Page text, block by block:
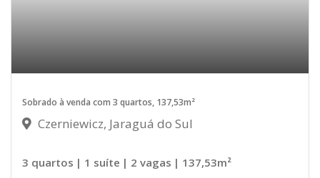
Sobrado à venda com 3 quartos, 137,53m²
Czerniewicz, Jaraguá do Sul
3 quartos | 1 suíte | 2 vagas | 137,53m²